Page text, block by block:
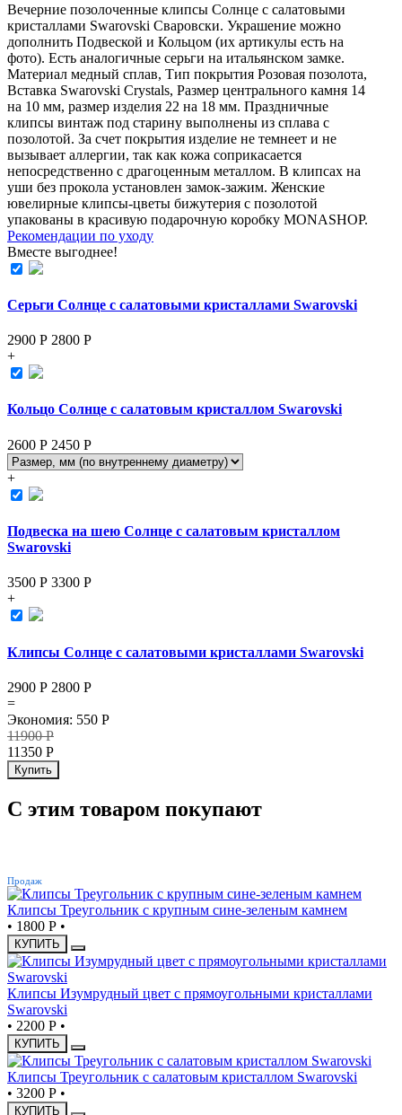
Вечерние позолоченные клипсы Солнце с салатовыми
кристаллами Swarovski Сваровски. Украшение можно
дополнить Подвеской и Кольцом (их aртикулы есть на
фoто). Есть аналогичные серьги на итальянском замке.
Материал медный сплав, Тип покрытия Розовая позолота,
Вставка Swarovski Crystals, Размер центрального камня 14
на 10 мм, размер изделия 22 на 18 мм. Праздничные
клипсы винтаж под старину выполнены из сплава с
позолотой. За счет покрытия изделие не темнеет и не
вызывает аллергии, так как кожа соприкасается
непосредственно с драгоценным металлом. В клипсах на
уши без прокола установлен замок-зажим. Женские
ювелирные клипсы-цветы бижутерия с позолотой
упакованы в красивую подарочную коробку MONASHOP.
Рекомендации по уходу
Вместе выгоднее!
Серьги Солнце с салатовыми кристаллами Swarovski
2900 Р 2800 Р
+
Кольцо Солнце с салатовым кристаллом Swarovski
2600 Р 2450 Р
+
Подвеска на шею Солнце с салатовым кристаллом
Swarovski
3500 Р 3300 Р
+
Клипсы Солнце с салатовыми кристаллами Swarovski
2900 Р 2800 Р
=
Экономия: 550 Р
11900Р
11350 Р
Купить
С этим товаром покупают
Продаж
Клипсы Треугольник с крупным сине-зеленым камнем
• 1800 Р •
КУПИТЬ
Клипсы Изумрудный цвет с прямоугольными кристаллами
Swarovski
• 2200 Р •
КУПИТЬ
Клипсы Треугольник с салатовым кристаллом Swarovski
• 3200 Р •
КУПИТЬ